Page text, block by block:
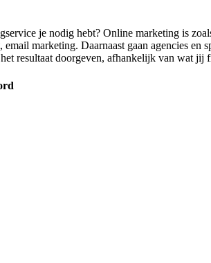
je nodig hebt? Online marketing is
email marketing. Daarnaast gaan agencies
resultaat doorgeven, afhankelijk van wat